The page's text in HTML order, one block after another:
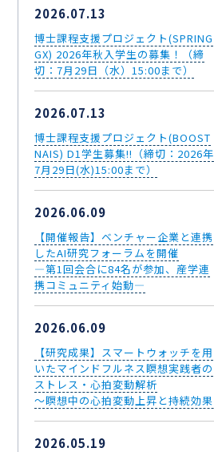
2026.07.13
博士課程支援プロジェクト(SPRING
GX) 2026年秋入学生の募集！（締
切：7月29日（水）15:00まで）
2026.07.13
博士課程支援プロジェクト(BOOST
NAIS) D1学生募集!!（締切：2026年
7月29日(水)15:00まで）
2026.06.09
【開催報告】ベンチャー企業と連携
したAI研究フォーラムを開催
―第1回会合に84名が参加、産学連
携コミュニティ始動―
2026.06.09
【研究成果】スマートウォッチを用
いたマインドフルネス瞑想実践者の
ストレス・心拍変動解析
～瞑想中の心拍変動上昇と持続効
2026.05.19